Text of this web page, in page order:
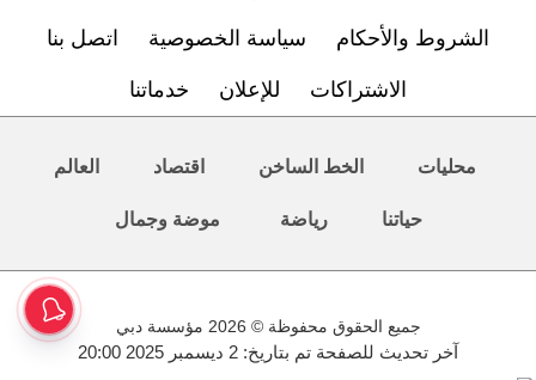
الشروط والأحكام سياسة الخصوصية اتصل بنا
الاشتراكات للإعلان خدماتنا
محليات الخط الساخن اقتصاد العالم
حياتنا رياضة موضة وجمال
جميع الحقوق محفوظة © 2026 مؤسسة دبي
آخر تحديث للصفحة تم بتاريخ: 2 ديسمبر 2025 20:00